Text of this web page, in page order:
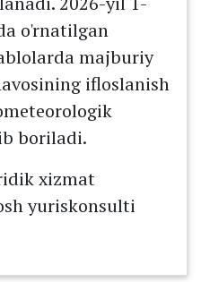
o'rnatilgan
majburiy
ifloslanish
boriladi.
xizmat
yuriskonsulti